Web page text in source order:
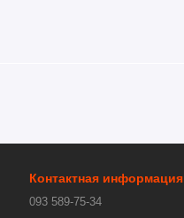
Контактная информация
093 589-75-34